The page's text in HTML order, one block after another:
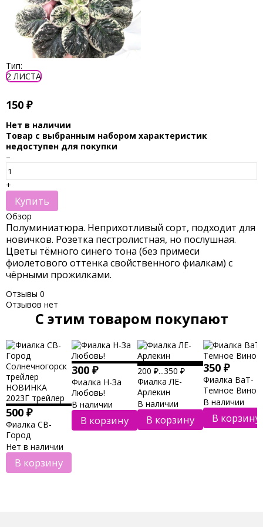
Тип:
2 ЛИСТА
150 ₽
Нет в наличии
Товар с выбранным набором характеристик
недоступен для покупки
–
+
Купить
Обзор
Полуминиатюра. Неприхотливый сорт, подходит для
новичков. Розетка пестролистная, но послушная.
Цветы тёмного синего тона (без примеси
фиолетового оттенка свойственного фиалкам) с
чёрными прожилками.
Отзывы 0
Отзывов нет
C этим товаром покупают
500 ₽
Фиалка СВ-
Город
Солнечногорск
трейлер
НОВИНКА
Нет в наличии
В корзину
300 ₽
Фиалка Н-За
Любовь!
В наличии
В корзину
200 ₽...350 ₽
Фиалка ЛЕ-
Арлекин
В наличии
В корзину
350 ₽
Фиалка ВаТ-
Темное Вино
В наличии
В корзину